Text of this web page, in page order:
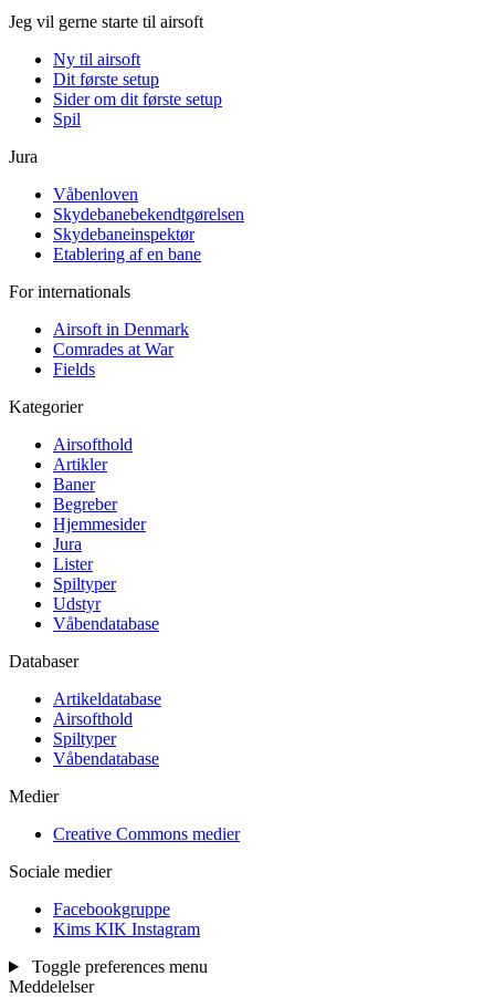
Jeg vil gerne starte til airsoft
Ny til airsoft
Dit første setup
Sider om dit første setup
Spil
Jura
Våbenloven
Skydebanebekendtgørelsen
Skydebaneinspektør
Etablering af en bane
For internationals
Airsoft in Denmark
Comrades at War
Fields
Kategorier
Airsofthold
Artikler
Baner
Begreber
Hjemmesider
Jura
Lister
Spiltyper
Udstyr
Våbendatabase
Databaser
Artikeldatabase
Airsofthold
Spiltyper
Våbendatabase
Medier
Creative Commons medier
Sociale medier
Facebookgruppe
Kims KIK Instagram
Toggle preferences menu
Meddelelser